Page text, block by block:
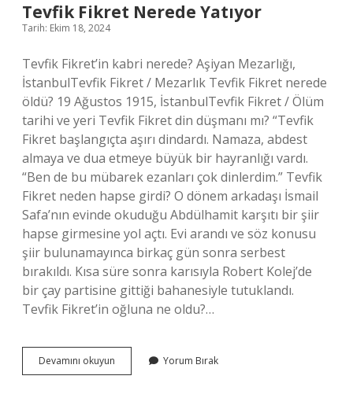
Tevfik Fikret Nerede Yatıyor
Tarih: Ekim 18, 2024
Tevfik Fikret’in kabri nerede? Aşiyan Mezarlığı,
İstanbulTevfik Fikret / Mezarlık Tevfik Fikret nerede
öldü? 19 Ağustos 1915, İstanbulTevfik Fikret / Ölüm
tarihi ve yeri Tevfik Fikret din düşmanı mı? “Tevfik
Fikret başlangıçta aşırı dindardı. Namaza, abdest
almaya ve dua etmeye büyük bir hayranlığı vardı.
“Ben de bu mübarek ezanları çok dinlerdim.” Tevfik
Fikret neden hapse girdi? O dönem arkadaşı İsmail
Safa’nın evinde okuduğu Abdülhamit karşıtı bir şiir
hapse girmesine yol açtı. Evi arandı ve söz konusu
şiir bulunamayınca birkaç gün sonra serbest
bırakıldı. Kısa süre sonra karısıyla Robert Kolej’de
bir çay partisine gittiği bahanesiyle tutuklandı.
Tevfik Fikret’in oğluna ne oldu?…
Devamını okuyun
Fikret
Yorum Bırak